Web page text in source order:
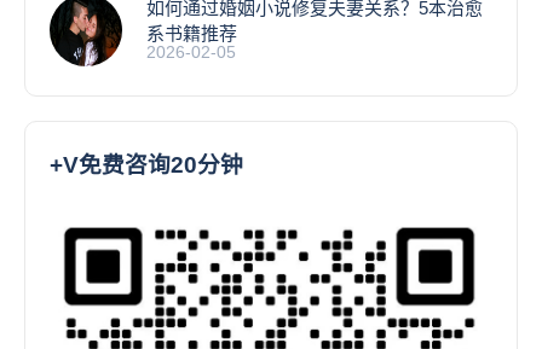
如何通过婚姻小说修复夫妻关系？5本治愈
系书籍推荐
2026-02-05
+V免费咨询20分钟